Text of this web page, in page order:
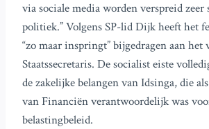
via sociale media worden verspreid zeer
politiek.” Volgens SP-lid Dijk heeft het
“zo maar inspringt” bijgedragen aan het
Staatssecretaris. De socialist eiste
de zakelijke belangen van Idsinga, die
van Financiën verantwoordelijk was
belastingbeleid.